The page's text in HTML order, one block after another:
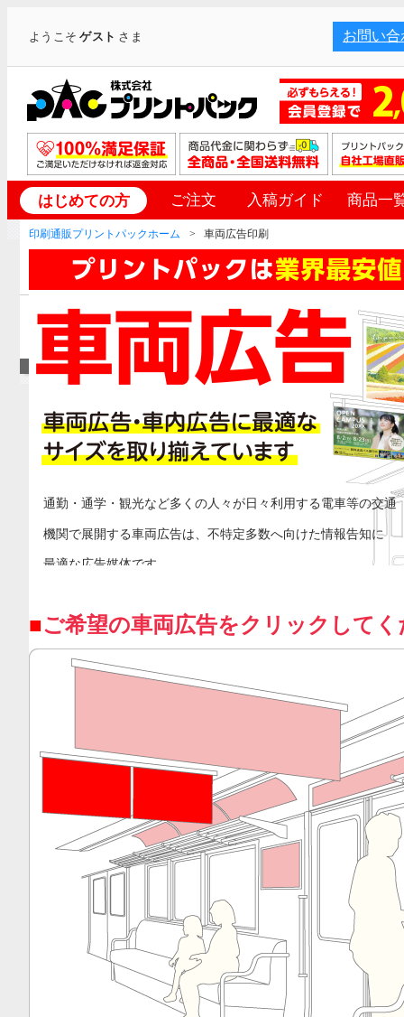
ようこそゲスト さま お問い合
はじめての方 ご注文 入稿ガイド 商品一
印刷通販プリントパックホーム 車両広告印刷
通勤・通学・観光など多くの人々が日々利用する電車等の交通
機関で展開する車両広告は、不特定多数へ向けた情報告知に
最適な広告媒体です。
ドア上・ドア横広告、まど上広告など車両広告・車内広告に
最適なサイズを取り揃えております。
最短当日出荷も承ります。ぜひご利用くださいませ。
ご希望の車両広告をクリックして